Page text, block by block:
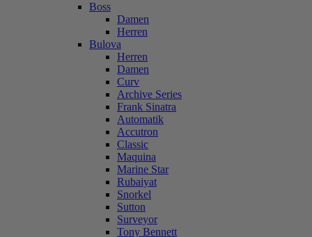
Boss
Damen
Herren
Bulova
Herren
Damen
Curv
Archive Series
Frank Sinatra
Automatik
Accutron
Classic
Maquina
Marine Star
Rubaiyat
Snorkel
Sutton
Surveyor
Tony Bennett